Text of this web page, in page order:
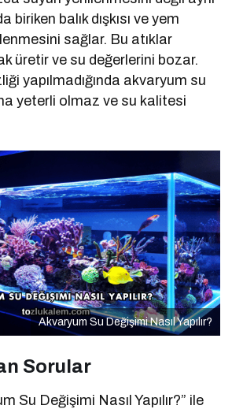
balık dışkısı ve yem
sağlar. Bu atıklar
üretir ve su değerlerini bozar.
yapılmadığında akvaryum su
yeterli olmaz ve su kalitesi
Akvaryum Su Değişimi Nasıl Yapılır?
Sorular
Su Değişimi Nasıl Yapılır?” ile